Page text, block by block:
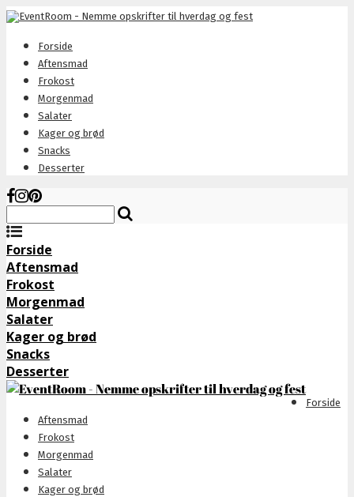
Forside
Aftensmad
Frokost
Morgenmad
Salater
Kager og brød
Snacks
Desserter
Forside
Aftensmad
Frokost
Morgenmad
Salater
Kager og brød
Snacks
Desserter
Forside
Aftensmad
Frokost
Morgenmad
Salater
Kager og brød